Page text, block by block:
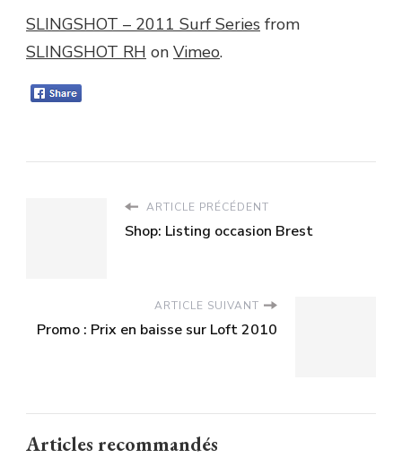
SLINGSHOT – 2011 Surf Series from
SLINGSHOT RH on Vimeo.
ARTICLE PRÉCÉDENT
Shop: Listing occasion Brest
ARTICLE SUIVANT
Promo : Prix en baisse sur Loft 2010
Articles recommandés